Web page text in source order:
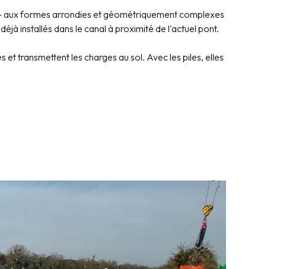
aux formes arrondies et géométriquement complexes
installés dans le canal à proximité de l'actuel pont.
transmettent les charges au sol. Avec les piles, elles